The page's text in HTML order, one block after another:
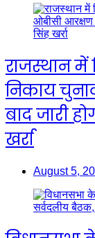
राजस्थान
निकाय
बाद जारी
खर्रा
August 5,